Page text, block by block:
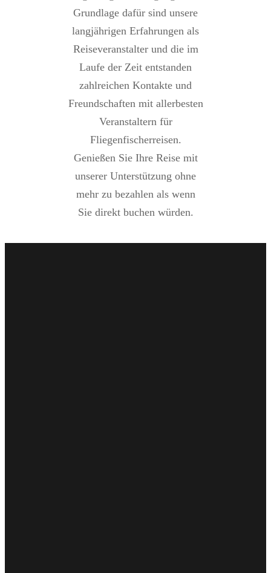
Grundlage dafür sind unsere
langjährigen Erfahrungen als
Reiseveranstalter und die im
Laufe der Zeit entstanden
zahlreichen Kontakte und
Freundschaften mit allerbesten
Veranstaltern für
Fliegenfischerreisen.
Genießen Sie Ihre Reise mit
unserer Unterstützung ohne
mehr zu bezahlen als wenn
Sie direkt buchen würden.